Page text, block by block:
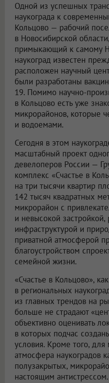
Одной из успешных
наукограда к
Кольцово — рабочий
в Новосибирской
примыкающий к самому
наукоград известен
расположен научный
были разработаны
19. Помимо научно-
в Кольцово есть уже
микрорайонов, которые
и водоемами.
Сегодня в этом
масштабный проект
девелоперов России —
комплекс «Счастье в
на три тысячи квартир
142 тысяч квадратных
микрорайон с
и невысокой застройкой,
инфраструктурой и
приватной атмосферой
благоустройством
семейной жизни.
«Счастье в Кольцово»,
в региональных
из главных трендов на
больше не страдают
объективно оценивать
в которых подчас
условия. Кроме того, для
атмосфера наукоградов
полузакрытых,
настоящим антистрессом.